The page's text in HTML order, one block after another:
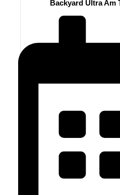
Backyard Ultra Am